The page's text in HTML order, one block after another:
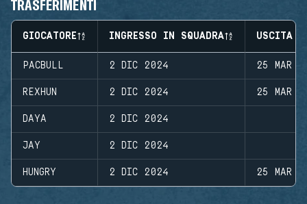
TRASFERIMENTI
GIOCATORE INGRESSO IN SQUADRA USCITA
PACBULL 2 DIC 2024 25 MAR
REXHUN 2 DIC 2024 25 MAR
DAYA 2 DIC 2024
JAY 2 DIC 2024
HUNGRY 2 DIC 2024 25 MAR